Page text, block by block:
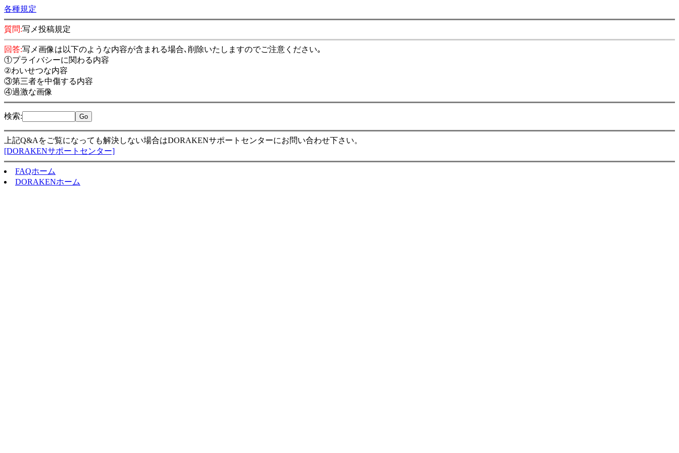
各種規定
質問:写メ投稿規定
回答:写メ画像は以下のような内容が含まれる場合､削除いたしますのでご注意ください｡
①プライバシーに関わる内容
②わいせつな内容
③第三者を中傷する内容
④過激な画像
検索:
上記Q&Aをご覧になっても解決しない場合はDORAKENサポートセンターにお問い合わせ下さい。
[DORAKENサポートセンター]
FAQホーム
DORAKENホーム